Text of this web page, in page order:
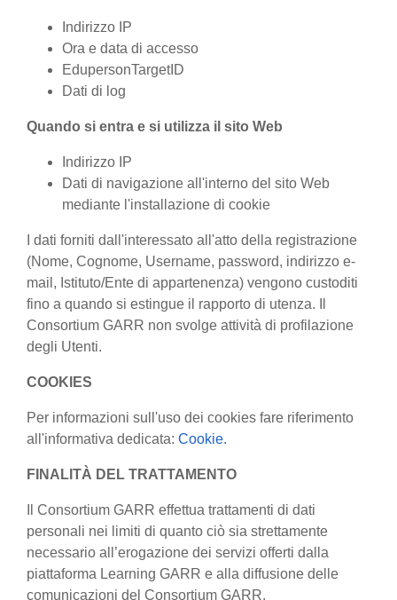
Indirizzo IP
Ora e data di accesso
EdupersonTargetID
Dati di log
Quando si entra e si utilizza il sito Web
Indirizzo IP
Dati di navigazione all'interno del sito Web
mediante l'installazione di cookie
I dati forniti dall'interessato all'atto della registrazione
(Nome, Cognome, Username, password, indirizzo e-
mail, Istituto/Ente di appartenenza) vengono custoditi
fino a quando si estingue il rapporto di utenza. Il
Consortium GARR non svolge attività di profilazione
degli Utenti.
COOKIES
Per informazioni sull'uso dei cookies fare riferimento
all'informativa dedicata: Cookie.
FINALITÀ DEL TRATTAMENTO
Il Consortium GARR effettua trattamenti di dati
personali nei limiti di quanto ciò sia strettamente
necessario all’erogazione dei servizi offerti dalla
piattaforma Learning GARR e alla diffusione delle
comunicazioni del Consortium GARR.